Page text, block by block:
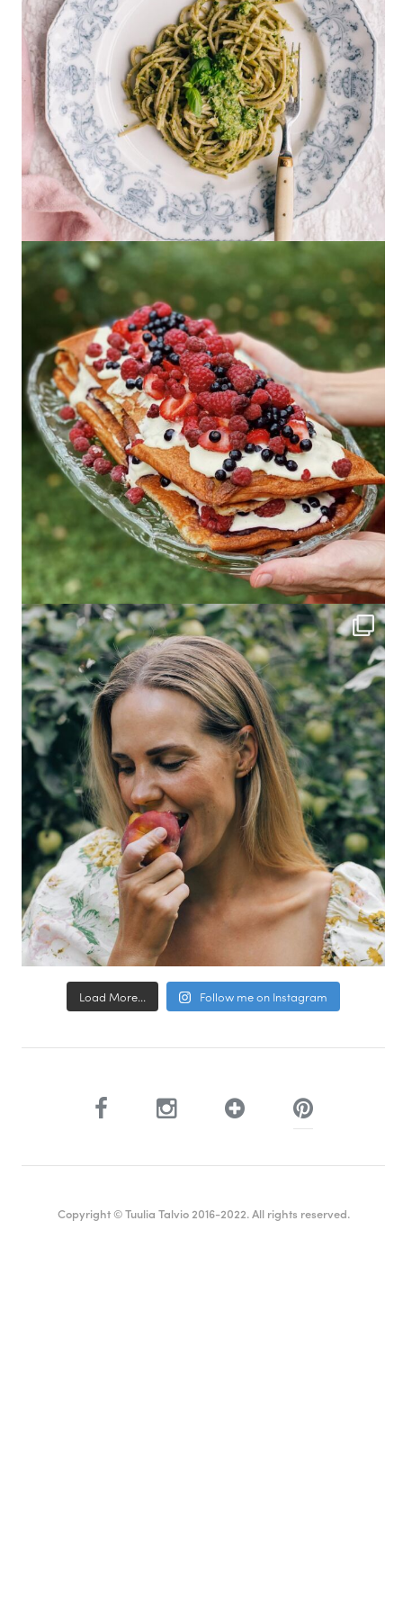
Load More... Follow me on Instagram
Copyright © Tuulia Talvio 2016-2022. All rights reserved.